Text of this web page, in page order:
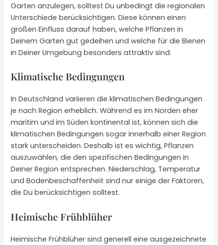
Garten anzulegen, solltest Du unbedingt die regionalen
Unterschiede berücksichtigen. Diese können einen
großen Einfluss darauf haben, welche Pflanzen in
Deinem Garten gut gedeihen und welche für die Bienen
in Deiner Umgebung besonders attraktiv sind.
Klimatische Bedingungen
In Deutschland variieren die klimatischen Bedingungen
je nach Region erheblich. Während es im Norden eher
maritim und im Süden kontinental ist, können sich die
klimatischen Bedingungen sogar innerhalb einer Region
stark unterscheiden. Deshalb ist es wichtig, Pflanzen
auszuwählen, die den spezifischen Bedingungen in
Deiner Region entsprechen. Niederschlag, Temperatur
und Bodenbeschaffenheit sind nur einige der Faktoren,
die Du berücksichtigen solltest.
Heimische Frühblüher
Heimische Frühblüher sind generell eine ausgezeichnete